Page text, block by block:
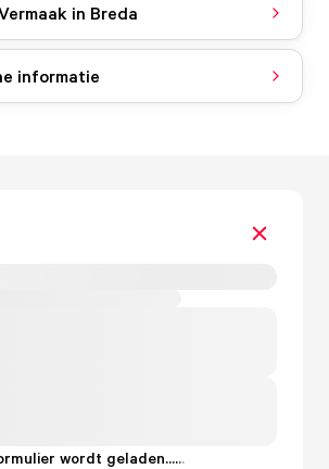
in Breda
informatie
wordt geladen......